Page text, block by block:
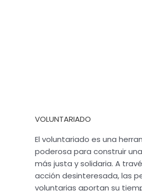
VOLUNTARIADO
El voluntariado es una
poderosa para construir
más justa y solidaria. A
acción desinteresada, las
voluntarias aportan su